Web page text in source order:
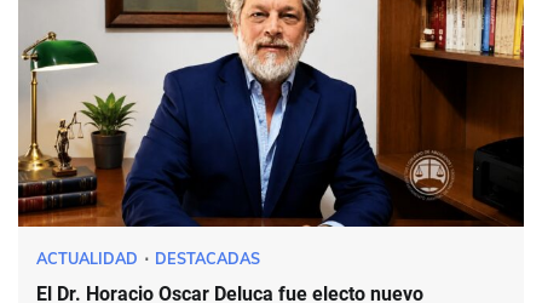
ACTUALIDAD DESTACADAS
El Dr. Horacio Oscar Deluca fue electo nuevo